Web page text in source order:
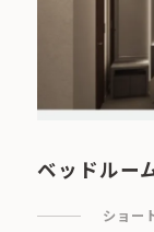
ベッドルー
ショー